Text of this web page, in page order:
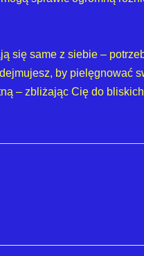
się same z siebie –
by pielęgnować
– zbliżając Cię do